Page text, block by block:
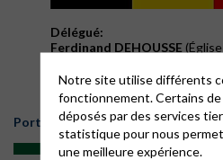
Délégué:
Ferdinand DEHOUSSE
Suppléant:
J.H. BROUWER(Église
Portugal
Notre site utilise différents
fonctionnement. Certains
déposés par des services
statistique pour nous
une meilleure expérience.